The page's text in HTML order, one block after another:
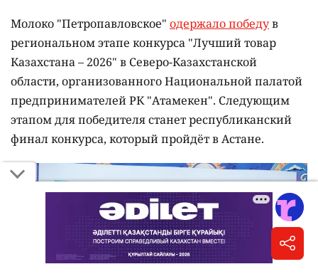
Молоко "Петропавловское" одержало победув
региональном этапе конкурса "Лучший товар
Казахстана – 2026" в Северо-Казахстанской
области, организованного Национальной палатой
предпринимателей РК "Атамекен". Следующим
этапом для победителя станет республиканский
финал конкурса, который пройдёт в Астане.